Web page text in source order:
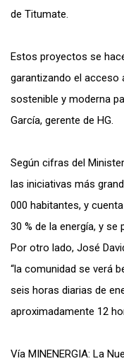
de Titumate.
Estos proyectos se
garantizando el acceso
sostenible y moderna
García, gerente de HG.
Según cifras del
las iniciativas más
000 habitantes, y
30 % de la energía, y se
Por otro lado, José
“la comunidad se verá
seis horas diarias de
aproximadamente 12
Vía MINENERGIA: La